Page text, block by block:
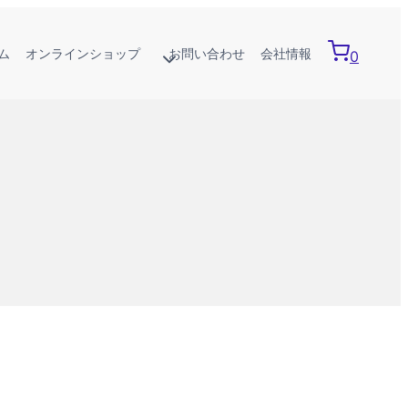
オンラインショップ お問い合わせ 会社情報 0